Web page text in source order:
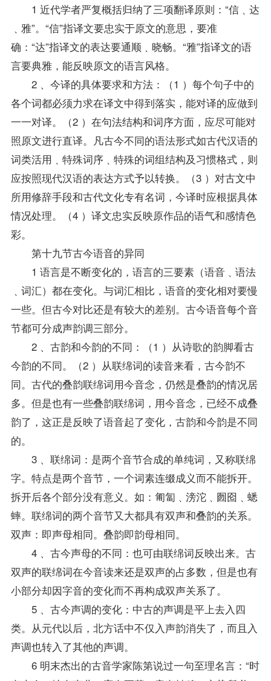
1 近代学者严复概括归纳了三项翻译原则：“信﹑达
﹑雅”。“信”指译文要忠实于原文的意思，要准
确：“达”指译文的表达要通顺﹑晓畅。“雅”指译文的语
言要典雅，能反映原文的语言风格。
2 、今译的具体要求和方法：（1 ）每个句子中的
各个词都必须力求在译文中得到落实，能对译的应做到
一一对译。（2 ）在句法结构和词序方面，应尽可能对
照原文进行直译。凡古今不同的语法形式如古代汉语的
词类活用﹑特殊词序﹑特殊的词组结构及习惯格式，则
应按照现代汉语的表达方式予以转换。（3 ）对古文中
所用修辞手段和古代文化专有名词，今译时应根据具体
情况处理。（4 ）译文忠实反映原作品的语气和感情色
彩。
第十九节古今语音的异同
1 语言是不断变化的，语言的三要素（语音﹑语法
﹑词汇）都在变化。与词汇相比，语音的变化相对要慢
一些。但古今对比还是有较大的差别。古今语音每个音
节都可分成声韵调三部分。
2 、古韵和今韵的不同：（1 ）从诗歌的韵脚看古
今韵的不同。（2 ）从联绵词的读音来看，古今韵不
同。古代的叠韵联绵词用今音念，仍然是叠韵的情况居
多。但是也有一些叠韵联绵词，用今音念，已经不成叠
韵了，这正是反映了语音起了变化，古韵和今韵是不同
的。
3 、联绵词：是两个音节合成的单纯词，又称联绵
字。特点是两个音节，一个词素连缀成义而不能拆开。
拆开后各个部分没有意义。如：匍匐﹑滂沱﹑囫囵﹑蟋
蟀。联绵词的两个音节又大都具有双声和叠韵的关系。
双声：即声母相同。叠韵即韵母相同。
4 、古今声母的不同：也可由联绵词反映出来。古
双声的联绵词在今音读来还是双声的占多数，但是也有
小部分却因字音的变化而不再构成双声关系了。
5 、古今声调的变化：中古的声调是平上去入四
类。从元代以后，北方话中不仅入声韵消失了，而且入
声调也转入了其他的声调。
6 明末杰出的古音学家陈第说过一句至理名言：“时